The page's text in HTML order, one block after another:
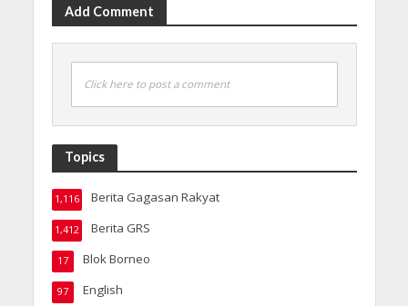
Add Comment
Click here to post a comment
Topics
Berita Gagasan Rakyat
1,116
Berita GRS
1,412
Blok Borneo
17
English
97